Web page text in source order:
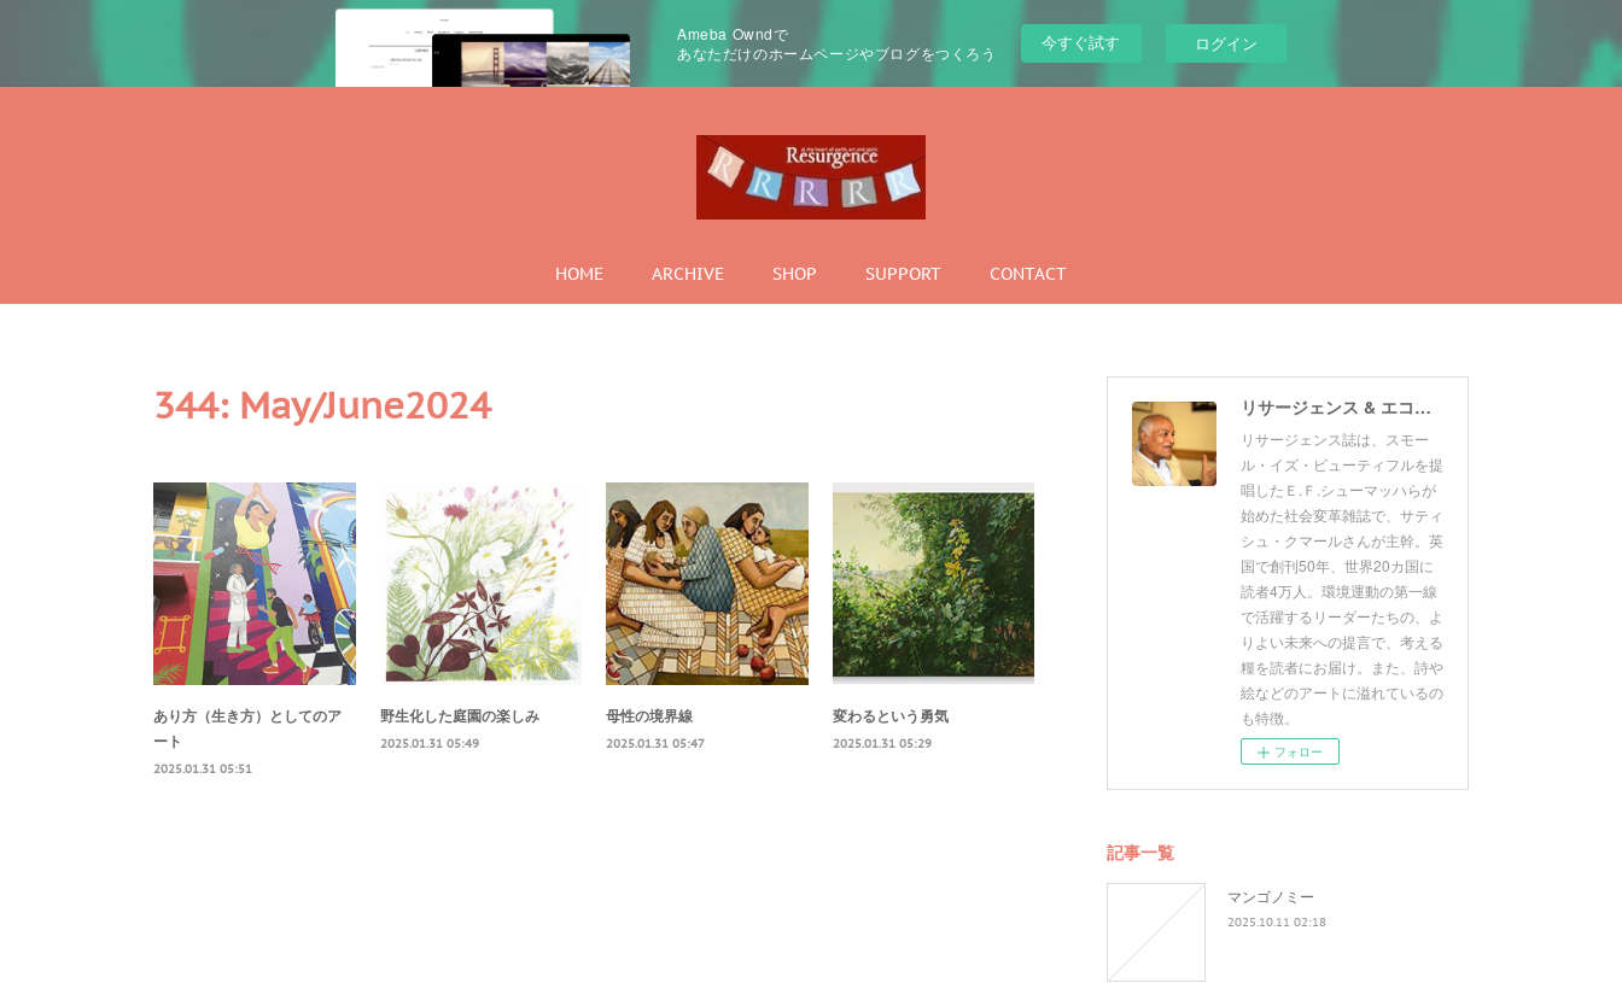
Ameba Owndで
あなただけのホームページやブログをつくろう
今すぐ試す ログイン
HOME ARCHIVE SHOP SUPPORT CONTACT
344: May/June2024
あり方（生き方）としてのア
ート
2025.01.31 05:51
野生化した庭園の楽しみ
2025.01.31 05:49
母性の境界線
2025.01.31 05:47
変わるという勇気
2025.01.31 05:29
リサージェンス & エコロジスト 日本版
リサージェンス誌は、スモー
ル・イズ・ビューティフルを提
唱したＥ.Ｆ.シューマッハらが
始めた社会変革雑誌で、サティ
シュ・クマールさんが主幹。英
国で創刊50年、世界20カ国に
読者4万人。環境運動の第一線
で活躍するリーダーたちの、よ
りよい未来への提言で、考える
糧を読者にお届け。また、詩や
絵などのアートに溢れているの
も特徴。
フォロー
記事一覧
マンゴノミー
2025.10.11 02:18